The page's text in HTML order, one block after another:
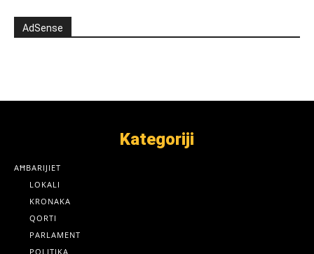
AdSense
Kategoriji
AĦBARIJIET
LOKALI
KRONAKA
QORTI
PARLAMENT
POLITIKA